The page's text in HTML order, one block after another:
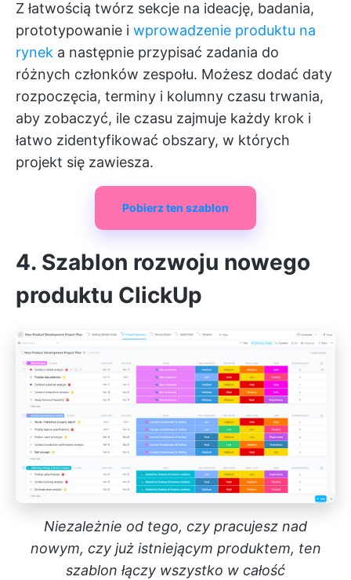
Z łatwością twórz sekcje na ideację, badania,
prototypowanie i wprowadzenie produktu na
rynek a następnie przypisać zadania do
różnych członków zespołu. Możesz dodać daty
rozpoczęcia, terminy i kolumny czasu trwania,
aby zobaczyć, ile czasu zajmuje każdy krok i
łatwo zidentyfikować obszary, w których
projekt się zawiesza.
Pobierz ten szablon
4. Szablon rozwoju nowego
produktu ClickUp
Niezależnie od tego, czy pracujesz nad
nowym, czy już istniejącym produktem, ten
szablon łączy wszystko w całość